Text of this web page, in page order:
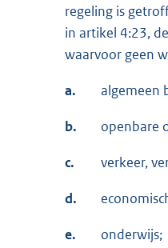
regeling is
in artikel 4:23,
waarvoor geen
a. algemeen
b. openbare
c. verkeer,
d.
e. onderwijs;